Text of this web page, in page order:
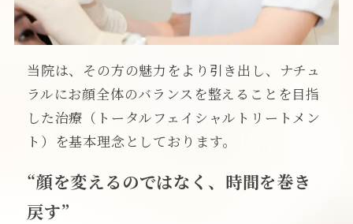
当院は、その方の魅力をより引き出し、ナチュ
ラルにお顔全体のバランスを整えることを目指
した治療（トータルフェイシャルトリートメン
ト）を基本理念としております。
“顔を変えるのではなく、時間を巻き
戻す”